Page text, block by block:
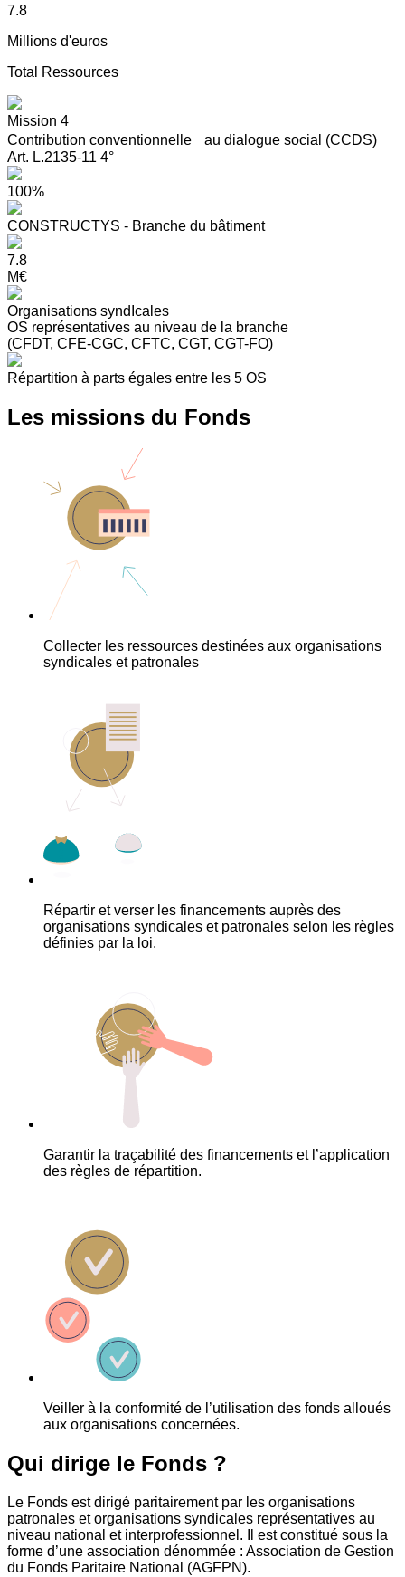
7.8
Millions d'euros
Total Ressources
Mission 4
Contribution conventionnelle au dialogue social (CCDS)
Art. L.2135-11 4°
100%
CONSTRUCTYS - Branche du bâtiment
7.8
M€
Organisations syndIcales
OS représentatives au niveau de la branche
(CFDT, CFE-CGC, CFTC, CGT, CGT-FO)
Répartition à parts égales entre les 5 OS
Les missions du Fonds
Collecter les ressources destinées aux organisations
syndicales et patronales
Répartir et verser les financements auprès des
organisations syndicales et patronales selon les règles
définies par la loi.
Garantir la traçabilité des financements et l’application
des règles de répartition.
Veiller à la conformité de l’utilisation des fonds alloués
aux organisations concernées.
Qui dirige le Fonds ?
Le Fonds est dirigé paritairement par les organisations
patronales et organisations syndicales représentatives au
niveau national et interprofessionnel. Il est constitué sous la
forme d’une association dénommée : Association de Gestion
du Fonds Paritaire National (AGFPN).